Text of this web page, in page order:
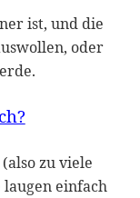
ist, und die
oder
zu viele
einfach